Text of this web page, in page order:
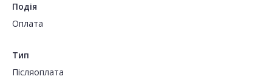
Подія
Оплата
Тип
Пiсляоплата